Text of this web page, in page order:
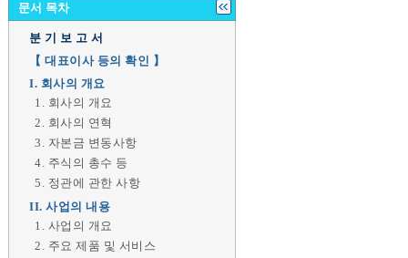
문서 목차